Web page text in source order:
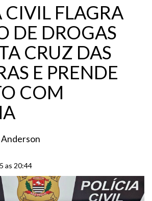
CIVIL FLAGRA
DE DROGAS
CRUZ DAS
E PRENDE
COM
as 20:44